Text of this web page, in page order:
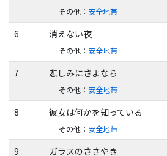
その他 ： 安全地帯
6 消えない夜
その他 ： 安全地帯
7 悲しみにさよなら
その他 ： 安全地帯
8 彼女は何かを知っている
その他 ： 安全地帯
9 ガラスのささやき